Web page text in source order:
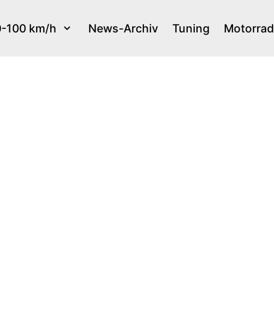
100 km/h News-Archiv Tuning Motorrad